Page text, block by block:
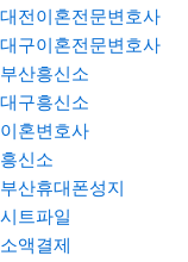
대전이혼전문변호사
대구이혼전문변호사
부산흥신소
대구흥신소
이혼변호사
흥신소
부산휴대폰성지
시트파일
소액결제